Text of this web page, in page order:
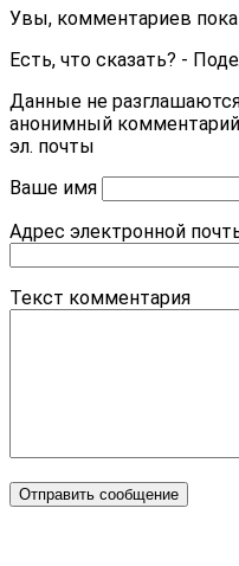
Увы, комментариев
Есть, что сказать? -
Данные не
анонимный
эл. почты
Ваше имя
Адрес электронной
Текст комментария